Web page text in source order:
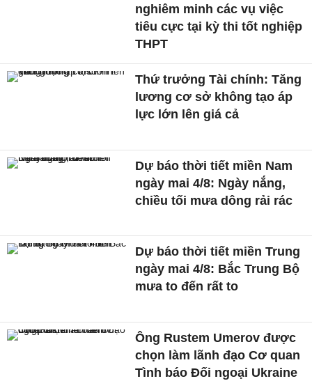
nghiêm minh các vụ việc
tiêu cực tại kỳ thi tốt nghiệp
THPT
Thứ trưởng Tài chính: Tăng
lương cơ sở không tạo áp
lực lớn lên giá cả
Dự báo thời tiết miền Nam
ngày mai 4/8: Ngày nắng,
chiều tối mưa dông rải rác
Dự báo thời tiết miền Trung
ngày mai 4/8: Bắc Trung Bộ
mưa to đến rất to
Ông Rustem Umerov được
chọn làm lãnh đạo Cơ quan
Tình báo Đối ngoại Ukraine